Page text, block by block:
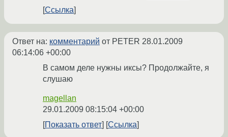
Ссылка
Ответ на: комментарий от PETER 28.01.2009
06:14:06 +00:00
В самом деле нужны иксы? Продолжайте, я
слушаю
magellan
29.01.2009 08:15:04 +00:00
Показать ответ
Ссылка